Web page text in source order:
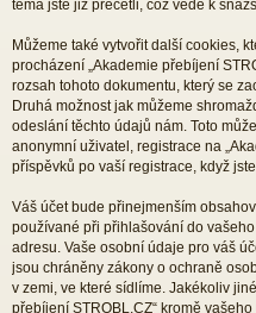
téma jste již přečetli, což vede k
Můžeme také vytvořit další cookies,
procházení „Akademie přebíjení
rozsah tohoto dokumentu, který se
Druhá možnost jak můžeme
odeslání těchto údajů nám. Toto
anonymní uživatel, registrace na
příspěvků po vaší registrace, když
Váš účet bude přinejmenším
používané při přihlašování do
adresu. Vaše osobní údaje pro váš
jsou chráněny zákony o ochraně
v zemi, ve které sídlíme. Jakékoliv
přebíjení STROBL.CZ“ kromě